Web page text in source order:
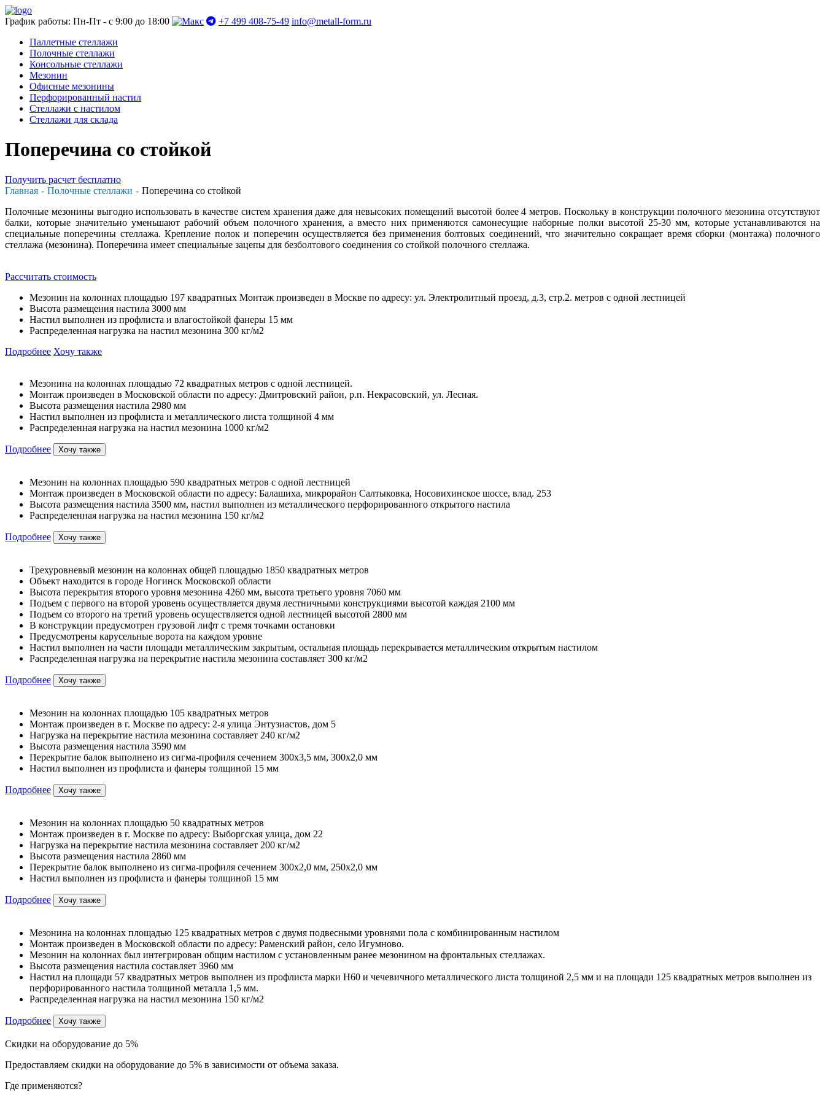
График работы: Пн-Пт - с 9:00 до 18:00 +7 499 408-75-49 info@metall-form.ru
Паллетные стеллажи
Полочные стеллажи
Консольные стеллажи
Мезонин
Офисные мезонины
Перфорированный настил
Стеллажи с настилом
Стеллажи для склада
Поперечина со стойкой
Получить расчет бесплатно
Главная
Полочные стеллажи
Поперечина со стойкой
Полочные мезонины выгодно использовать в качестве систем хранения даже для невысоких помещений высотой более 4 метров. Поскольку в конструкции полочного мезонина отсутствуют
балки, которые значительно уменьшают рабочий объем полочного хранения, а вместо них применяются самонесущие наборные полки высотой 25-30 мм, которые устанавливаются на
специальные поперечины стеллажа. Крепление полок и поперечин осуществляется без применения болтовых соединений, что значительно сокращает время сборки (монтажа) полочного
стеллажа (мезонина). Поперечина имеет специальные зацепы для безболтового соединения со стойкой полочного стеллажа.
Рассчитать стоимость
Мезонин на колоннах площадью 197 квадратных Монтаж произведен в Москве по адресу: ул. Электролитный проезд, д.3, стр.2. метров с одной лестницей
Высота размещения настила 3000 мм
Настил выполнен из профлиста и влагостойкой фанеры 15 мм
Распределенная нагрузка на настил мезонина 300 кг/м2
Подробнее Хочу также
Мезонина на колоннах площадью 72 квадратных метров с одной лестницей.
Монтаж произведен в Московской области по адресу: Дмитровский район, р.п. Некрасовский, ул. Лесная.
Высота размещения настила 2980 мм
Настил выполнен из профлиста и металлического листа толщиной 4 мм
Распределенная нагрузка на настил мезонина 1000 кг/м2
Подробнее Хочу также
Мезонин на колоннах площадью 590 квадратных метров с одной лестницей
Монтаж произведен в Московской области по адресу: Балашиха, микрорайон Салтыковка, Носовихинское шоссе, влад. 253
Высота размещения настила 3500 мм, настил выполнен из металлического перфорированного открытого настила
Распределенная нагрузка на настил мезонина 150 кг/м2
Подробнее Хочу также
Трехуровневый мезонин на колоннах общей площадью 1850 квадратных метров
Объект находится в городе Ногинск Московской области
Высота перекрытия второго уровня мезонина 4260 мм, высота третьего уровня 7060 мм
Подъем с первого на второй уровень осуществляется двумя лестничными конструкциями высотой каждая 2100 мм
Подъем со второго на третий уровень осуществляется одной лестницей высотой 2800 мм
В конструкции предусмотрен грузовой лифт с тремя точками остановки
Предусмотрены карусельные ворота на каждом уровне
Настил выполнен на части площади металлическим закрытым, остальная площадь перекрывается металлическим открытым настилом
Распределенная нагрузка на перекрытие настила мезонина составляет 300 кг/м2
Подробнее Хочу также
Мезонин на колоннах площадью 105 квадратных метров
Монтаж произведен в г. Москве по адресу: 2-я улица Энтузиастов, дом 5
Нагрузка на перекрытие настила мезонина составляет 240 кг/м2
Высота размещения настила 3590 мм
Перекрытие балок выполнено из сигма-профиля сечением 300х3,5 мм, 300х2,0 мм
Настил выполнен из профлиста и фанеры толщиной 15 мм
Подробнее Хочу также
Мезонин на колоннах площадью 50 квадратных метров
Монтаж произведен в г. Москве по адресу: Выборгская улица, дом 22
Нагрузка на перекрытие настила мезонина составляет 200 кг/м2
Высота размещения настила 2860 мм
Перекрытие балок выполнено из сигма-профиля сечением 300х2,0 мм, 250х2,0 мм
Настил выполнен из профлиста и фанеры толщиной 15 мм
Подробнее Хочу также
Мезонина на колоннах площадью 125 квадратных метров с двумя подвесными уровнями пола с комбинированным настилом
Монтаж произведен в Московской области по адресу: Раменский район, село Игумново.
Мезонин на колоннах был интегрирован общим настилом с установленным ранее мезонином на фронтальных стеллажах.
Высота размещения настила составляет 3960 мм
Настил на площади 57 квадратных метров выполнен из профлиста марки Н60 и чечевичного металлического листа толщиной 2,5 мм и на площади 125 квадратных метров выполнен из
перфорированного настила толщиной металла 1,5 мм.
Распределенная нагрузка на настил мезонина 150 кг/м2
Подробнее Хочу также
Скидки на оборудование до 5%
Предоставляем скидки на оборудование до 5% в зависимости от объема заказа.
Где применяются?